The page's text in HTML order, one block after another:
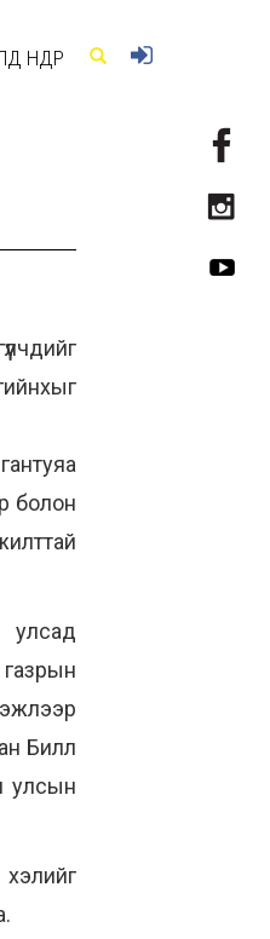
болон
улсад
Билл
улсын